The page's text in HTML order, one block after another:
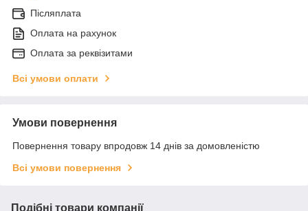
Післяплата
Оплата на рахунок
Оплата за реквізитами
Всі умови оплати
Умови повернення
Повернення товару впродовж 14 днів за домовленістю
Всі умови повернення
Подібні товари компанії